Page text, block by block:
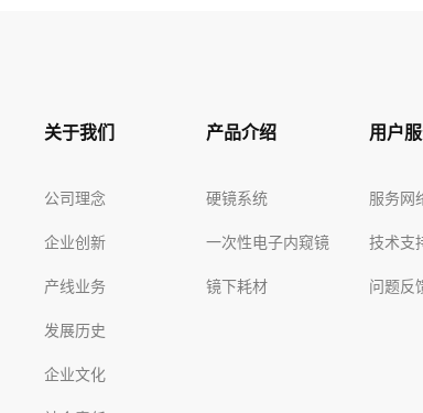
关于我们
公司理念
企业创新
产线业务
发展历史
企业文化
产品介绍
硬镜系统
一次性电子内窥镜
镜下耗材
用户
服务网
技术支
问题反